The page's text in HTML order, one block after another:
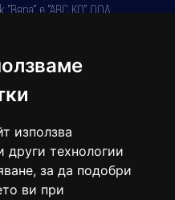
използва
други технологии
за да подобри
ви при
е "АВС КО" ООД,